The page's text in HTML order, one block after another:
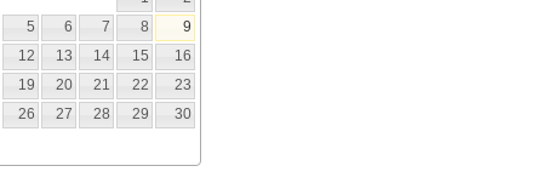
5 6 7 8
9
12 13 14 15
16
19 20 21 22
23
26 27 28 29
30